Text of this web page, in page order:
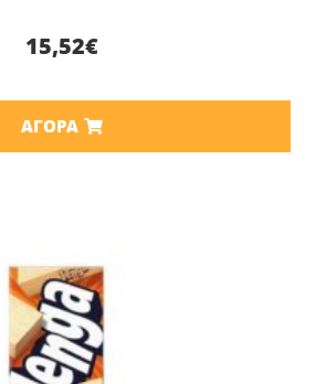
15,52€
ΑΓΟΡΆ